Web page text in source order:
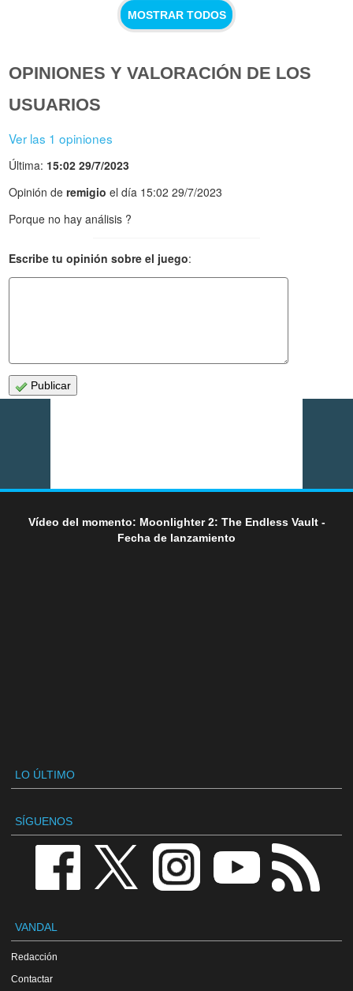
MOSTRAR TODOS
OPINIONES Y VALORACIÓN DE LOS
USUARIOS
Ver las 1 opiniones
Última: 15:02 29/7/2023
Opinión deremigio el día 15:02 29/7/2023
Porque no hay análisis ?
Escribe tu opinión sobre el juego:
Publicar
Vídeo del momento: Moonlighter 2: The Endless Vault -
Fecha de lanzamiento
LO ÚLTIMO
SÍGUENOS
VANDAL
Redacción
Contactar